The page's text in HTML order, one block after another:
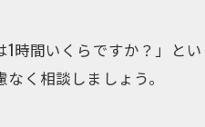
1時間いくらですか？」
く相談しましょう。